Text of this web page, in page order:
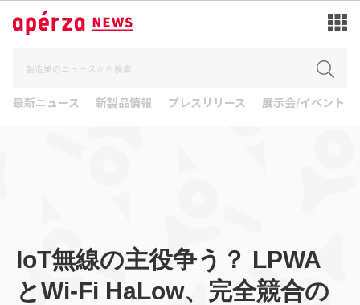
最新ニュース 新製品情報 プレスリリース 展示会/イベント
IoT無線の主役争う？ LPWA
とWi-Fi HaLow、完全競合の